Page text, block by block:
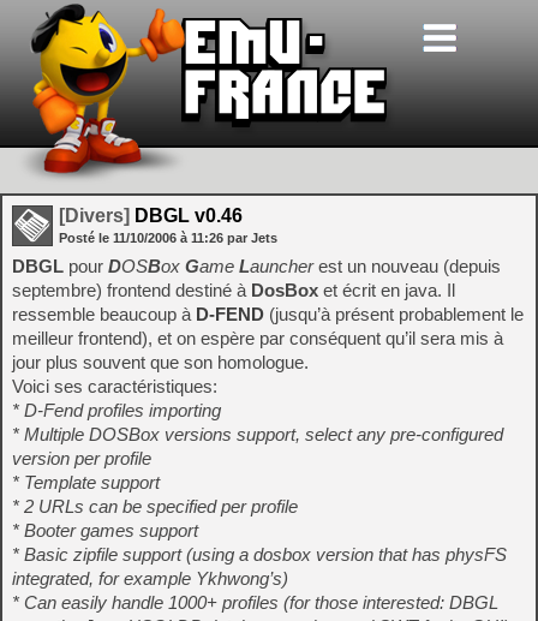
[Divers] DBGL v0.46
Posté le 11/10/2006 à 11:26 par Jets
DBGL pour DOSBox Game Launcherest un nouveau (depuis
septembre) frontend destiné à DosBox et écrit en java. Il
ressemble beaucoup à D-FEND (jusqu’à présent probablement le
meilleur frontend), et on espère par conséquent qu’il sera mis à
jour plus souvent que son homologue.
Voici ses caractéristiques:
* D-Fend profiles importing
* Multiple DOSBox versions support, select any pre-configured
version per profile
* Template support
* 2 URLs can be specified per profile
* Booter games support
* Basic zipfile support (using a dosbox version that has physFS
integrated, for example Ykhwong’s)
* Can easily handle 1000+ profiles (for those interested: DBGL